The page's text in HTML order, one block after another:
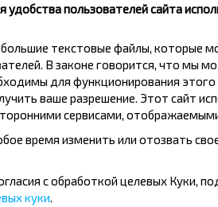
акции, скидки и другие
Подпишись на получение
удобства пользователей сайта
текстовые файлы, которые
В законе говорится, что мы
для функционирования
ваше разрешение. Этот сайт
сервисами,
время изменить или отозвать свое
с обработкой целевых Куки,
куки